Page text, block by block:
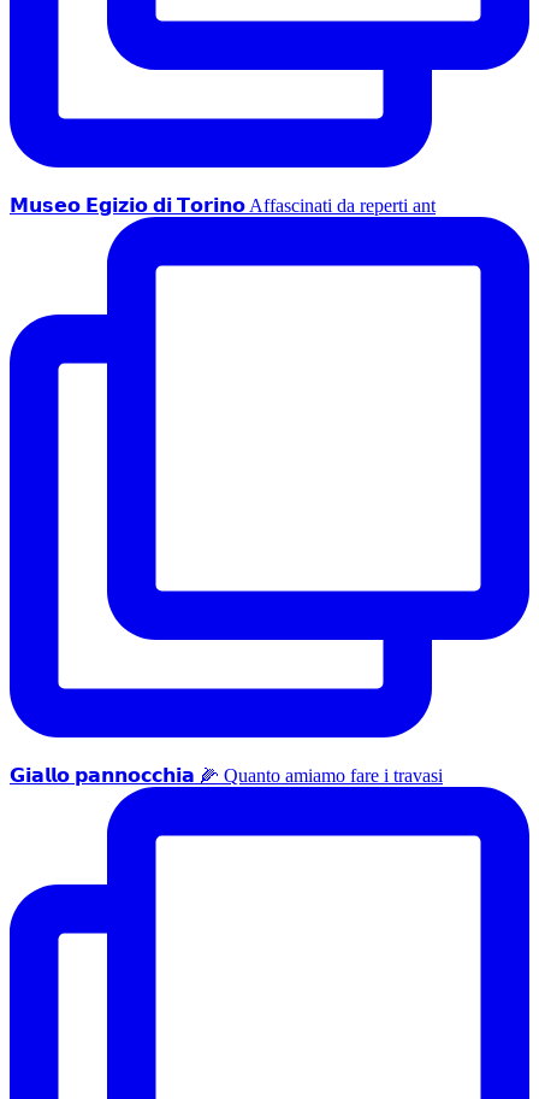
𝗠𝘂𝘀𝗲𝗼 𝗘𝗴𝗶𝘇𝗶𝗼 𝗱𝗶 𝗧𝗼𝗿𝗶𝗻𝗼 Affascinati da reperti ant
𝗚𝗶𝗮𝗹𝗹𝗼 𝗽𝗮𝗻𝗻𝗼𝗰𝗰𝗵𝗶𝗮 🌽 Quanto amiamo fare i travasi